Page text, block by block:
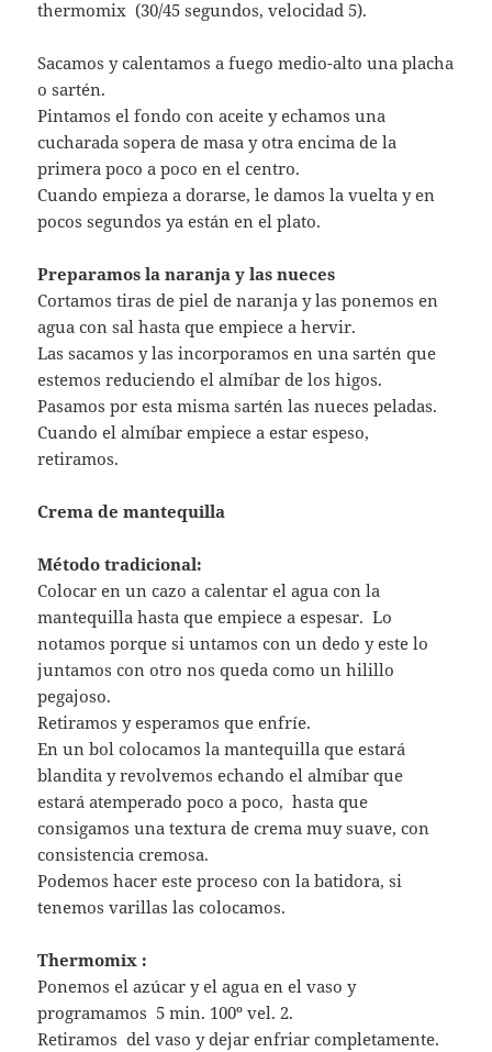
thermomix (30/45 segundos, velocidad 5).
Sacamos y calentamos a fuego medio-alto una placha
o sartén.
Pintamos el fondo con aceite y echamos una
cucharada sopera de masa y otra encima de la
primera poco a poco en el centro.
Cuando empieza a dorarse, le damos la vuelta y en
pocos segundos ya están en el plato.
Preparamos la naranja y las nueces
Cortamos tiras de piel de naranja y las ponemos en
agua con sal hasta que empiece a hervir.
Las sacamos y las incorporamos en una sartén que
estemos reduciendo el almíbar de los higos.
Pasamos por esta misma sartén las nueces peladas.
Cuando el almíbar empiece a estar espeso,
retiramos.
Crema de mantequilla
Método tradicional:
Colocar en un cazo a calentar el agua con la
mantequilla hasta que empiece a espesar. Lo
notamos porque si untamos con un dedo y este lo
juntamos con otro nos queda como un hilillo
pegajoso.
Retiramos y esperamos que enfríe.
En un bol colocamos la mantequilla que estará
blandita y revolvemos echando el almíbar que
estará atemperado poco a poco, hasta que
consigamos una textura de crema muy suave, con
consistencia cremosa.
Podemos hacer este proceso con la batidora, si
tenemos varillas las colocamos.
Thermomix :
Ponemos el azúcar y el agua en el vaso y
programamos 5 min. 100º vel. 2.
Retiramos del vaso y dejar enfriar completamente.